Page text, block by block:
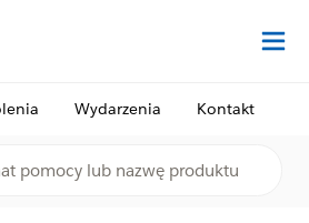
Wydarzenia Kontakt